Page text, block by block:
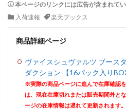
本ページのリンクには広告が含まれてい
入荷速報
楽天ブックス
商品詳細ページ
ヴァイスシュヴァルツ ブース
ダクション 【16パック入り
※実際の商品ページに進んで在庫確認
は、現在在庫切れまたは販売期間外と
ージの在庫情報は遅れて更新されます。